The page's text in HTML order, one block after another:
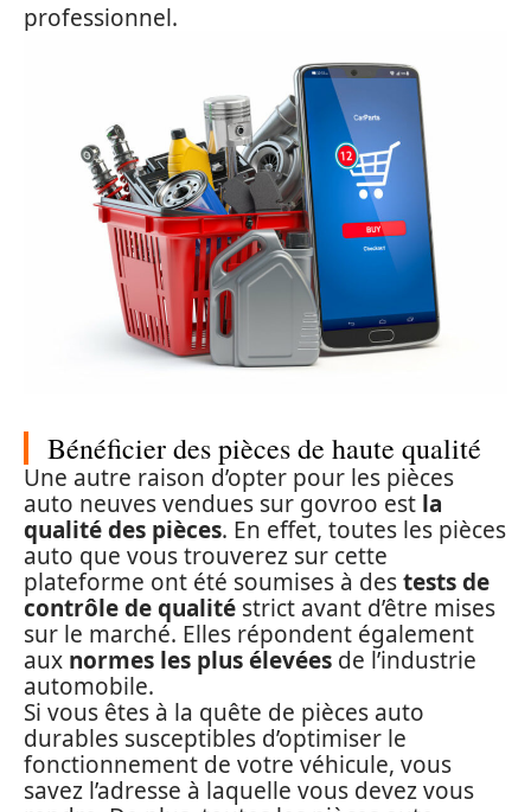
professionnel.
Bénéficier des pièces de haute qualité
Une autre raison d’opter pour les pièces
auto neuves vendues sur govroo est la
qualité des pièces. En effet, toutes les pièces
auto que vous trouverez sur cette
plateforme ont été soumises à destests de
contrôle de qualité strict avant d’être mises
sur le marché. Elles répondent également
aux normes les plus élevées de l’industrie
automobile.
Si vous êtes à la quête de pièces auto
durables susceptibles d’optimiser le
fonctionnement de votre véhicule, vous
savez l’adresse à laquelle vous devez vous